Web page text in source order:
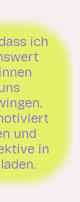
ich
und
in